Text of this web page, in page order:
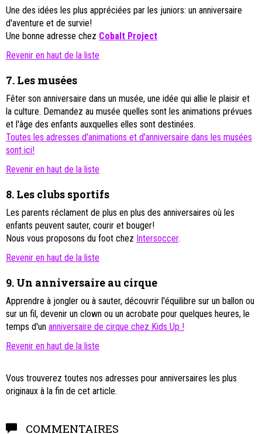
Une des idées les plus appréciées par les juniors: un anniversaire
d'aventure et de survie!
Une bonne adresse chez Cobalt Project
Revenir en haut de la liste
7. Les musées
Fêter son anniversaire dans un musée, une idée qui allie le plaisir et
la culture. Demandez au musée quelles sont les animations prévues
et l'âge des enfants auxquelles elles sont destinées.
Toutes les adresses d'animations et d'anniversaire dans les musées
sont ici!
Revenir en haut de la liste
8. Les clubs sportifs
Les parents réclament de plus en plus des anniversaires où les
enfants peuvent sauter, courir et bouger!
Nous vous proposons du foot chez Intersoccer.
Revenir en haut de la liste
9. Un anniversaire au cirque
Apprendre à jongler ou à sauter, découvrir l'équilibre sur un ballon ou
sur un fil, devenir un clown ou un acrobate pour quelques heures, le
temps d'un anniversaire de cirque chez Kids Up !
Revenir en haut de la liste
Vous trouverez toutes nos adresses pour anniversaires les plus
originaux à la fin de cet article.
COMMENTAIRES